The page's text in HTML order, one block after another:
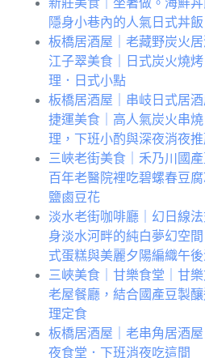
新莊美食｜坐著做。海鮮丼
隱身小巷內的人氣日式丼飯
板橋居酒屋｜老藏野炭火
江子翠美食｜日式炭火燒
理．日式小點
板橋居酒屋｜串岐日式居
捷運美食｜高人氣炭火串
理，下班小酌與深夜消夜推
三峽老街美食｜禾乃川國
百年老醫院裡吃碧螺春豆
鹽鹵豆花
淡水老街咖啡廳｜幻日線
身淡水河畔的純白夢幻空
式蛋糕與美麗夕陽編織午
三峽美食｜甘樂食堂｜甘
老屋餐廳，結合國產豆製
理定食
板橋居酒屋｜老串角居酒
夜食堂．下班消夜吃這間